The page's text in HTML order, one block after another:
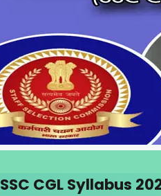
SSC CGL Syllabus